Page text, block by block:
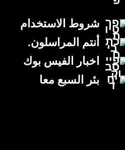
شروط الاستخدام
أنتم المراسلون.
اخبار الفيس بوك
بئر السبع معا